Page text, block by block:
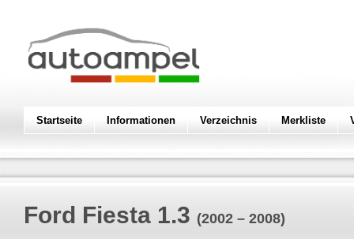
Startseite Informationen Verzeichnis Merkliste
Ford Fiesta 1.3 (2002 – 2008)